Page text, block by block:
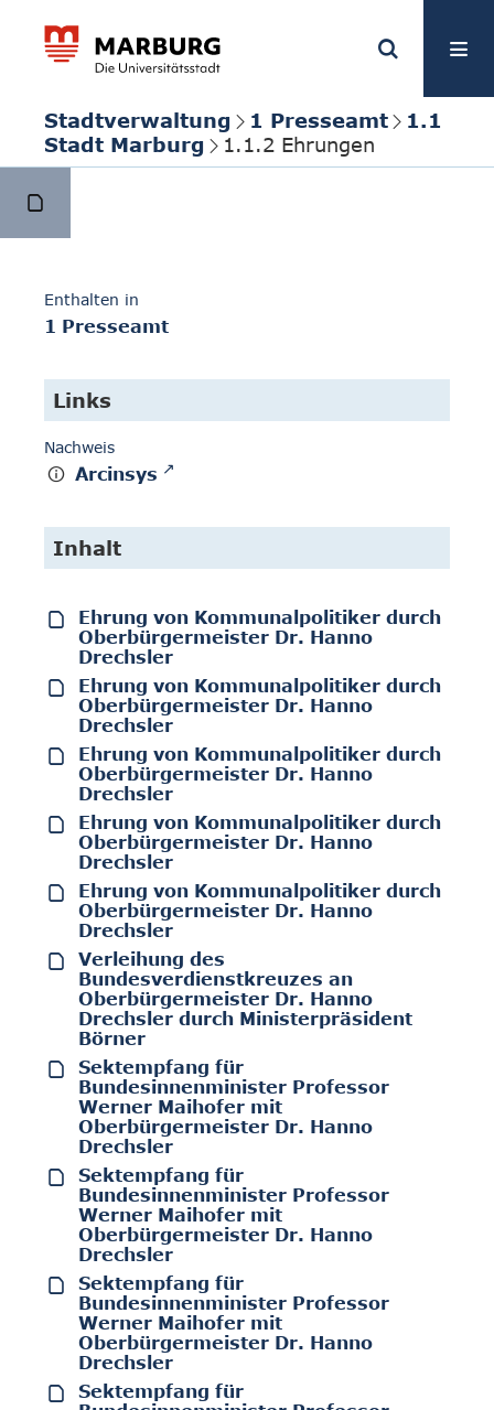
Stadtverwaltung 1 Presseamt
1.1
Stadt Marburg
1.1.2 Ehrungen
Enthalten in
1 Presseamt
Links
Nachweis
Arcinsys
Inhalt
Ehrung von Kommunalpolitiker durch
Oberbürgermeister Dr. Hanno
Drechsler
Ehrung von Kommunalpolitiker durch
Oberbürgermeister Dr. Hanno
Drechsler
Ehrung von Kommunalpolitiker durch
Oberbürgermeister Dr. Hanno
Drechsler
Ehrung von Kommunalpolitiker durch
Oberbürgermeister Dr. Hanno
Drechsler
Ehrung von Kommunalpolitiker durch
Oberbürgermeister Dr. Hanno
Drechsler
Verleihung des
Bundesverdienstkreuzes an
Oberbürgermeister Dr. Hanno
Drechsler durch Ministerpräsident
Börner
Sektempfang für
Bundesinnenminister Professor
Werner Maihofer mit
Oberbürgermeister Dr. Hanno
Drechsler
Sektempfang für
Bundesinnenminister Professor
Werner Maihofer mit
Oberbürgermeister Dr. Hanno
Drechsler
Sektempfang für
Bundesinnenminister Professor
Werner Maihofer mit
Oberbürgermeister Dr. Hanno
Drechsler
Sektempfang für